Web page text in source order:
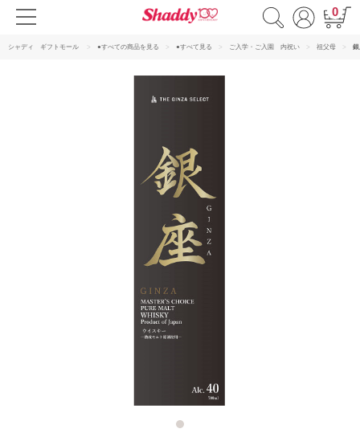
0
シャディ ギフトモール ●すべての商品を見る ●すべて見る ご入学・ご入園 内祝い 祖父母